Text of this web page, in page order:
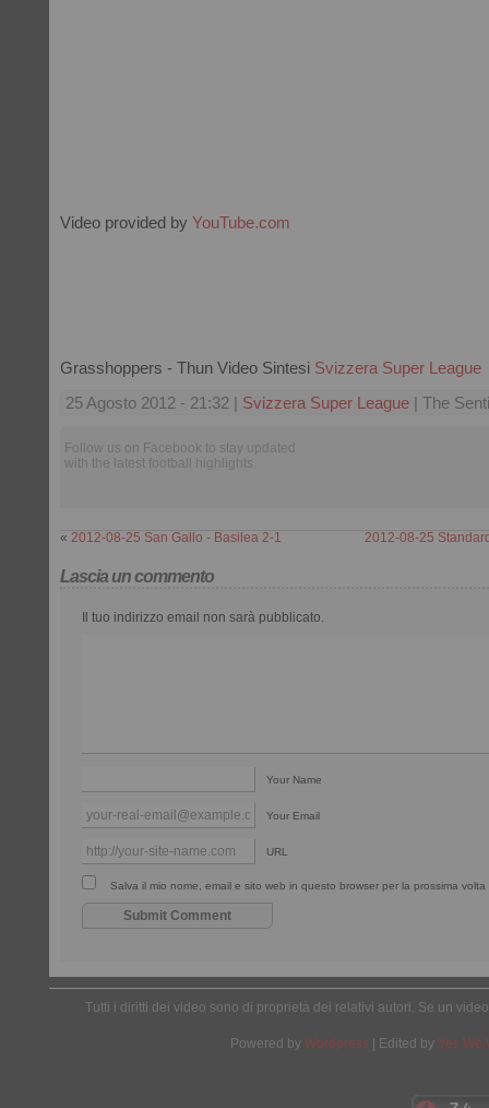
Video provided by YouTube.com
Grasshoppers - Thun Video Sintesi Svizzera Super League
25 Agosto 2012 - 21:32 | Svizzera Super League | The
Follow us on Facebook to stay updated
with the latest football highlights.
« 2012-08-25 San Gallo - Basilea 2-1 2012-08-25
Lascia un commento
Il tuo indirizzo email non sarà pubblicato.
Your Name
Your Email
URL
Salva il mio nome, email e sito web in questo browser per la prossima
Tutti i diritti dei video sono di proprietà dei relativi autori. Se un
Powered by Wordpress | Edited by Yes We